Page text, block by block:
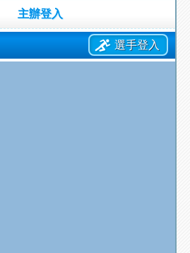
主辦登入
選手登入